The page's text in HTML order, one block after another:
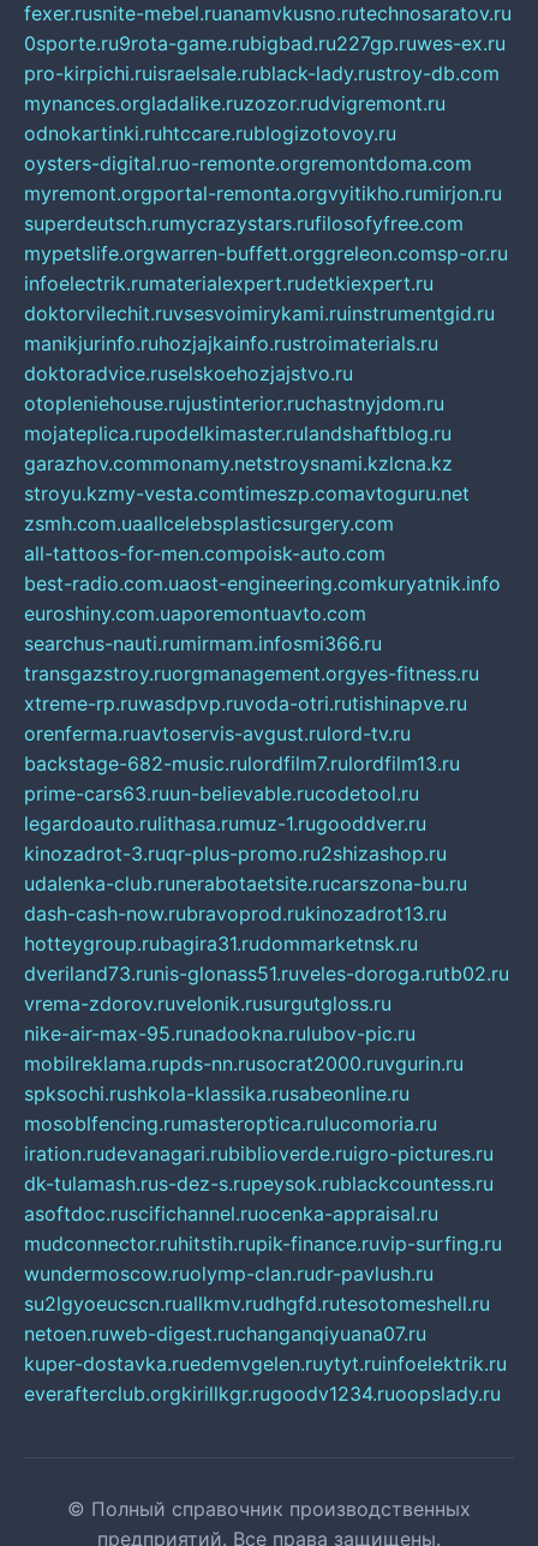
fexer.rusnite-mebel.ruanamvkusno.rutechnosaratov.ru
0sporte.ru9rota-game.rubigbad.ru227gp.ruwes-ex.ru
pro-kirpichi.ruisraelsale.rublack-lady.rustroy-db.com
mynances.orgladalike.ruzozor.rudvigremont.ru
odnokartinki.ruhtccare.rublogizotovoy.ru
oysters-digital.ruo-remonte.orgremontdoma.com
myremont.orgportal-remonta.orgvyitikho.rumirjon.ru
superdeutsch.rumycrazystars.rufilosofyfree.com
mypetslife.orgwarren-buffett.orggreleon.comsp-or.ru
infoelectrik.rumaterialexpert.rudetkiexpert.ru
doktorvilechit.ruvsesvoimirykami.ruinstrumentgid.ru
manikjurinfo.ruhozjajkainfo.rustroimaterials.ru
doktoradvice.ruselskoehozjajstvo.ru
otopleniehouse.rujustinterior.ruchastnyjdom.ru
mojateplica.rupodelkimaster.rulandshaftblog.ru
garazhov.commonamy.netstroysnami.kzlcna.kz
stroyu.kzmy-vesta.comtimeszp.comavtoguru.net
zsmh.com.uaallcelebsplasticsurgery.com
all-tattoos-for-men.compoisk-auto.com
best-radio.com.uaost-engineering.comkuryatnik.info
euroshiny.com.uaporemontuavto.com
searchus-nauti.rumirmam.infosmi366.ru
transgazstroy.ruorgmanagement.orgyes-fitness.ru
xtreme-rp.ruwasdpvp.ruvoda-otri.rutishinapve.ru
orenferma.ruavtoservis-avgust.rulord-tv.ru
backstage-682-music.rulordfilm7.rulordfilm13.ru
prime-cars63.ruun-believable.rucodetool.ru
legardoauto.rulithasa.rumuz-1.rugooddver.ru
kinozadrot-3.ruqr-plus-promo.ru2shizashop.ru
udalenka-club.runerabotaetsite.rucarszona-bu.ru
dash-cash-now.rubravoprod.rukinozadrot13.ru
hotteygroup.rubagira31.rudommarketnsk.ru
dveriland73.runis-glonass51.ruveles-doroga.rutb02.ru
vrema-zdorov.ruvelonik.rusurgutgloss.ru
nike-air-max-95.runadookna.rulubov-pic.ru
mobilreklama.rupds-nn.rusocrat2000.ruvgurin.ru
spksochi.rushkola-klassika.rusabeonline.ru
mosoblfencing.rumasteroptica.rulucomoria.ru
iration.rudevanagari.rubiblioverde.ruigro-pictures.ru
dk-tulamash.rus-dez-s.rupeysok.rublackcountess.ru
asoftdoc.ruscifichannel.ruocenka-appraisal.ru
mudconnector.ruhitstih.rupik-finance.ruvip-surfing.ru
wundermoscow.ruolymp-clan.rudr-pavlush.ru
su2lgyoeucscn.ruallkmv.rudhgfd.rutesotomeshell.ru
netoen.ruweb-digest.ruchanganqiyuana07.ru
kuper-dostavka.ruedemvgelen.ruytyt.ruinfoelektrik.ru
everafterclub.orgkirillkgr.rugoodv1234.ruoopslady.ru
© Полный справочник производственных
предприятий. Все права защищены.